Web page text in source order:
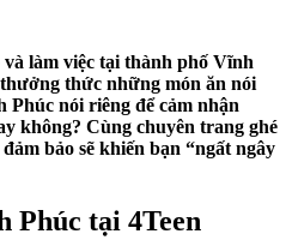
làm việc tại thành phố Vĩnh
thức những món ăn nói
Phúc nói riêng để cảm nhận
không? Cùng chuyên trang ghé
bảo sẽ khiến bạn “ngất ngây
Phúc tại 4Teen